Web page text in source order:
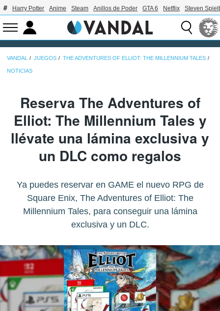
Harry Potter Anime Steam Anillos de Poder GTA 6 Netflix Steven
VANDAL JUEGOS THE ADVENTURES OF ELLIOT: THE MILLENNIUM TALES
NOTICIAS
Reserva The Adventures of
Elliot: The Millennium Tales y
llévate una lámina exclusiva y
un DLC como regalos
Ya puedes reservar en GAME el nuevo RPG de
Square Enix, The Adventures of Elliot: The
Millennium Tales, para conseguir una lámina
exclusiva y un DLC.